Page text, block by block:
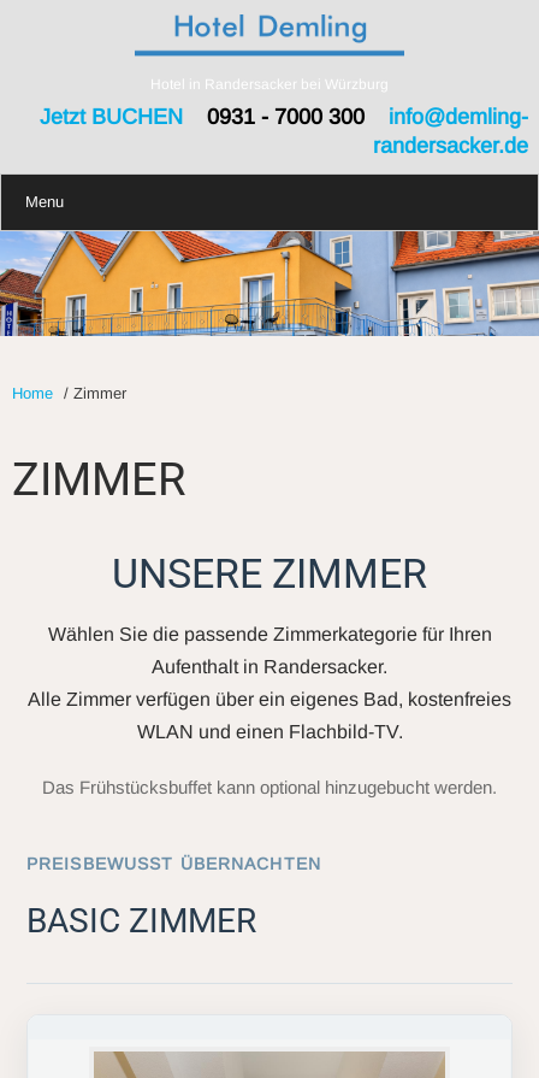
Hotel in Randersacker bei Würzburg
Jetzt BUCHEN0931 - 7000 300 info@demling-
randersacker.de
Menu
Home / Zimmer
ZIMMER
UNSERE ZIMMER
Wählen Sie die passende Zimmerkategorie für Ihren
Aufenthalt in Randersacker.
Alle Zimmer verfügen über ein eigenes Bad, kostenfreies
WLAN und einen Flachbild-TV.
Das Frühstücksbuffet kann optional hinzugebucht werden.
PREISBEWUSST ÜBERNACHTEN
BASIC ZIMMER